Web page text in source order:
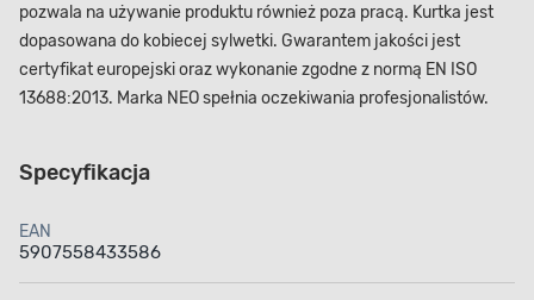
pozwala na używanie produktu również poza pracą. Kurtka jest
dopasowana do kobiecej sylwetki. Gwarantem jakości jest
certyfikat europejski oraz wykonanie zgodne z normą EN ISO
13688:2013. Marka NEO spełnia oczekiwania profesjonalistów.
Specyfikacja
EAN
5907558433586